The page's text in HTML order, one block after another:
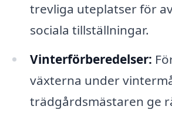
trevliga uteplatser för
sociala tillställningar.
Vinterförberedelser:
växterna under
trädgårdsmästaren ge